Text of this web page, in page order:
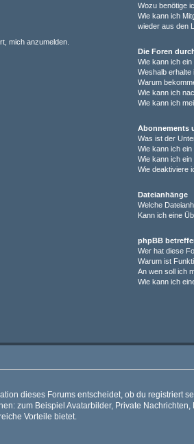
mich anzumelden.
Wozu benötige
Wie kann ich
wieder aus den
Die Foren
Wie kann ich
Weshalb
Warum
Wie kann ich
Wie kann ich
Abonnements
Was ist der
Wie kann ich
Wie kann ich
Wie deaktiviere
Dateianhänge
Welche
Kann ich eine
phpBB
Wer hat diese
Warum ist
An wen soll ich
Wie kann ich
dieses Forums entscheidet, ob du registriert
zum Beispiel Avatarbilder, Private
Vorteile bietet.